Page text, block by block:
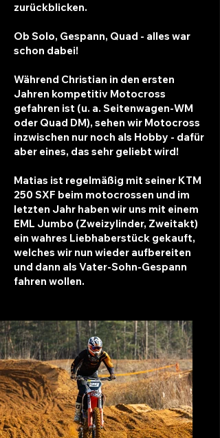
zurückblicken.
Ob Solo, Gespann, Quad - alles war
schon dabei!
Während Christian in den ersten
Jahren kompetitiv Motocross
gefahren ist (u. a. Seitenwagen-WM
oder Quad DM), sehen wir Motocross
inzwischen nur noch als Hobby - dafür
aber eines, das sehr geliebt wird!
Matias ist regelmäßig mit seiner KTM
250 SXF beim motocrossen und im
letzten Jahr haben wir uns mit einem
EML Jumbo (Zweizylinder, Zweitakt)
ein wahres Liebhaberstück gekauft,
welches wir nun wieder aufbereiten
und dann als Vater-Sohn-Gespann
fahren wollen.